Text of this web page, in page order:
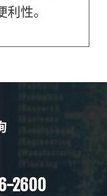
性。
2600